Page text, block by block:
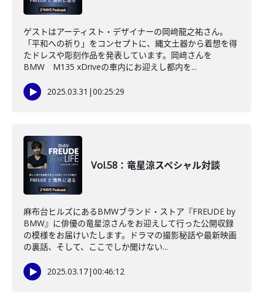
ゲストはアーティスト・デザイナーの岡﨑龍之祐さん。
「平和への祈り」をコンセプトに、縄文土器から着想を得
たドレスや彫刻作品を発表しています。岡﨑さんを
BMW M135 xDriveの車内にお迎えし都内を...
2025.03.31 |00:25:29
Vol.58：竜星涼スペシャル対談
麻布台ヒルズにあるBMWブランド・ストア『FREUDE by
BMW』に俳優の竜星涼さんをお迎えして行った公開収録
の模様をお届けいたします。ドラマの撮影秘話や最新映画
の裏話、そして、ここでしか聞けない...
2025.03.17|00:46:12